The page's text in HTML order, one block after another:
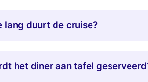
lang duurt de cruise?
het diner aan tafel